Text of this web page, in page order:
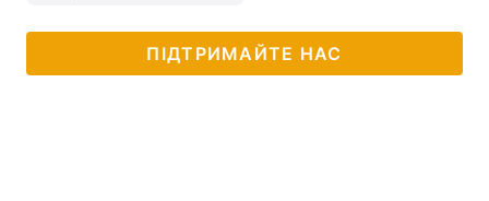
ПІДТРИМАЙТЕ НАС